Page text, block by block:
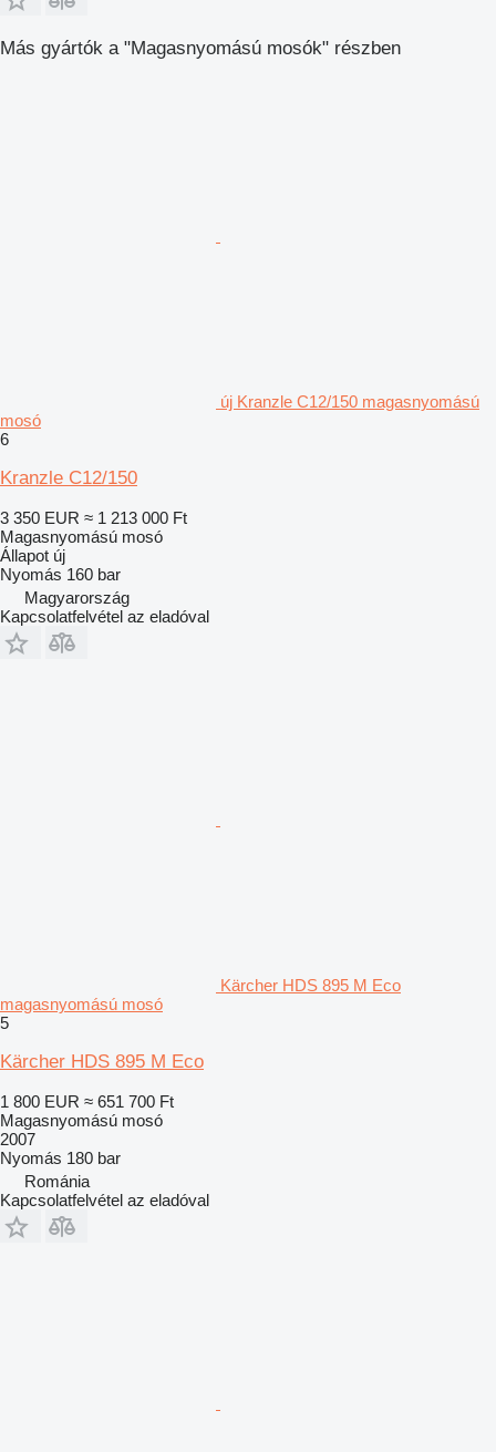
Más gyártók a "Magasnyomású mosók" részben
új Kranzle C12/150 magasnyomású
mosó
6
Kranzle C12/150
3 350 EUR ≈ 1 213 000 Ft
Magasnyomású mosó
Állapot új
Nyomás 160 bar
Magyarország
Kapcsolatfelvétel az eladóval
Kärcher HDS 895 M Eco
magasnyomású mosó
5
Kärcher HDS 895 M Eco
1 800 EUR ≈ 651 700 Ft
Magasnyomású mosó
2007
Nyomás 180 bar
Románia
Kapcsolatfelvétel az eladóval